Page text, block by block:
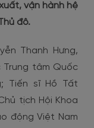
vận hành hệ
đô.
Thanh Hưng,
Trung tâm Quốc
Tiến sĩ Hồ Tất
tịch Hội Khoa
động Việt Nam